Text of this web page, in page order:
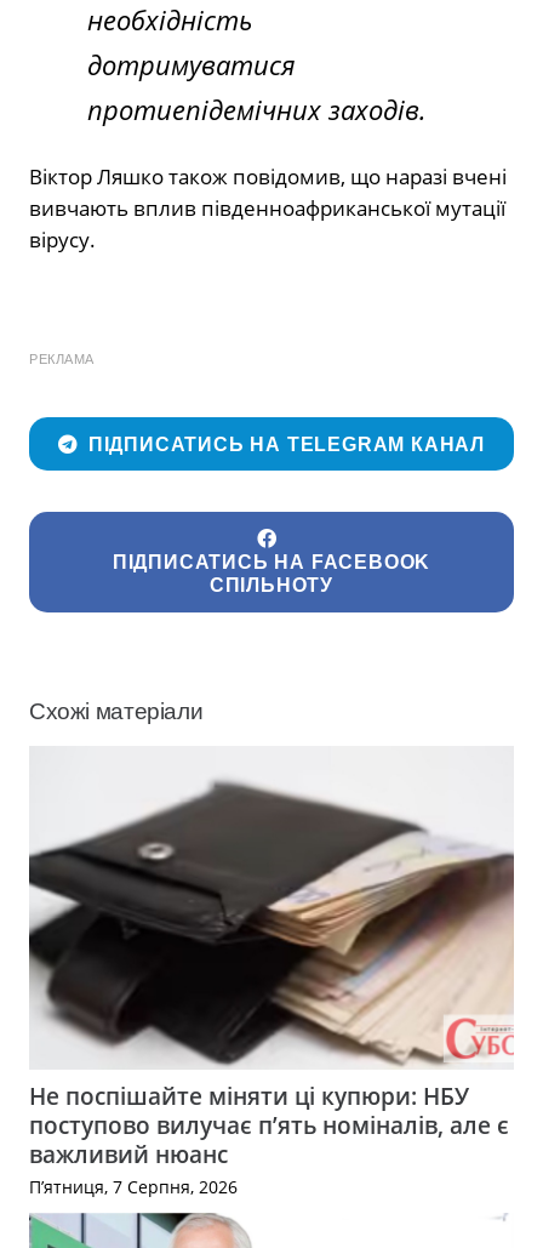
необхідність
дотримуватися
протиепідемічних заходів.
Віктор Ляшко також повідомив, що наразі вчені
вивчають вплив південноафриканської мутації
вірусу.
РЕКЛАМА
ПІДПИСАТИСЬ НА TELEGRAM КАНАЛ
ПІДПИСАТИСЬ НА FACEBOOK
СПІЛЬНОТУ
Схожі матеріали
Не поспішайте міняти ці купюри: НБУ
поступово вилучає п’ять номіналів, але є
важливий нюанс
П’ятниця, 7 Серпня, 2026